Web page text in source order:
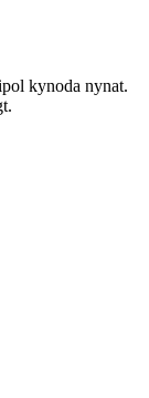
kynoda nynat.